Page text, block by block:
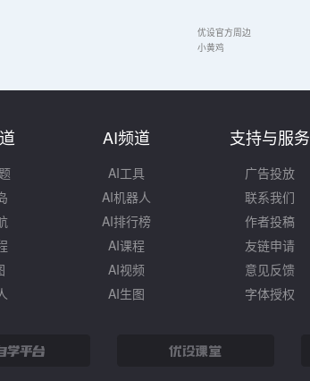
优设官方周边
小黄鸡
AI频道
AI工具
AI机器人
AI排行榜
AI课程
AI视频
AI生图
支持与服务
广告投放
联系我们
作者投稿
友链申请
意见反馈
字体授权